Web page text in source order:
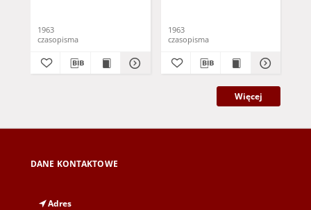
1963
czasopisma
1963
czasopisma
Więcej
DANE KONTAKTOWE
Adres